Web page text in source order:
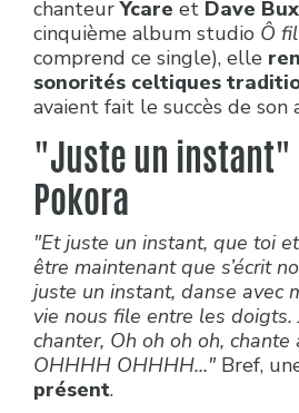
chanteurYcare et Dave Bux
cinquième album studio Ô
comprend ce single), elle
sonorités celtiques
avaient fait le succès de son
"Juste un instant"
Pokora
"Et juste un instant, que toi
être maintenant que s’écrit
juste un instant, danse avec
vie nous file entre les doigts.
chanter, Oh oh oh oh,
OHHHH OHHHH..." Bref,
présent.